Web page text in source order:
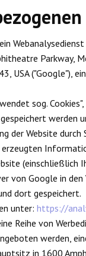
Parkway,
USA ("Google"),
sog.
werden
der Website durch
erzeugten
(einschließlich
von Google in den
dort gespeichert.
unter: https://
Reihe von
werden,
in 1600